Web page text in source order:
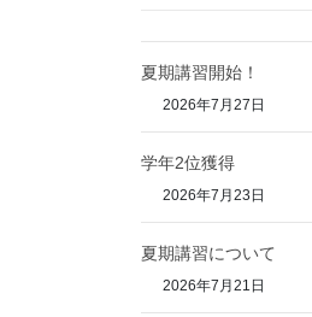
夏期講習開始！
2026年7月27日
学年2位獲得
2026年7月23日
夏期講習について
2026年7月21日